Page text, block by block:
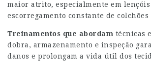
maior atrito, especialmente em
escorregamento constante de
Treinamentos que abordam técnicas
dobra, armazenamento e inspeção
danos e prolongam a vida útil dos